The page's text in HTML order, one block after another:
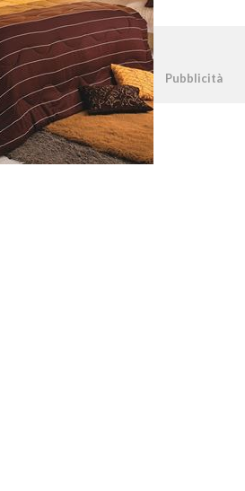
03338800984 Pubblicità